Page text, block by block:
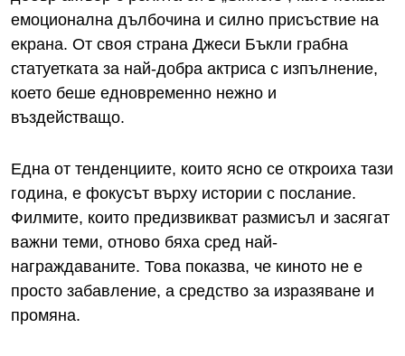
емоционална дълбочина и силно присъствие на
екрана. От своя страна Джеси Бъкли грабна
статуетката за най-добра актриса с изпълнение,
което беше едновременно нежно и
въздействащо.
Една от тенденциите, които ясно се откроиха тази
година, е фокусът върху истории с послание.
Филмите, които предизвикват размисъл и засягат
важни теми, отново бяха сред най-
награждаваните. Това показва, че киното не е
просто забавление, а средство за изразяване и
промяна.